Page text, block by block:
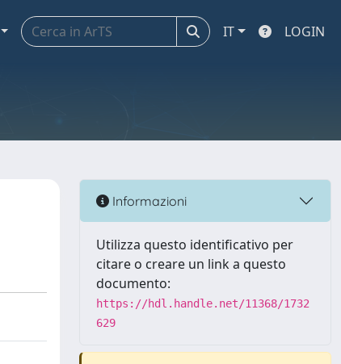
IT LOGIN
Informazioni
Utilizza questo identificativo per
citare o creare un link a questo
documento:
https://hdl.handle.net/11368/1732
629